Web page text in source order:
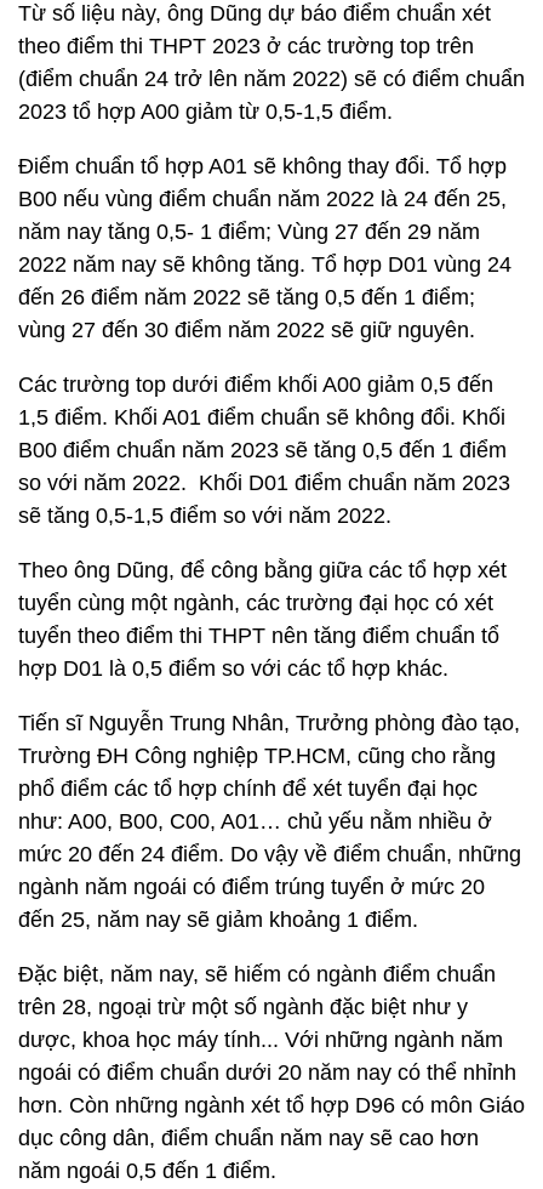
Từ số liệu này, ông Dũng dự báo điểm chuẩn xét
theo điểm thi THPT 2023 ở các trường top trên
(điểm chuẩn 24 trở lên năm 2022) sẽ có điểm chuẩn
2023 tổ hợp A00 giảm từ 0,5-1,5 điểm.
Điểm chuẩn tổ hợp A01 sẽ không thay đổi. Tổ hợp
B00 nếu vùng điểm chuẩn năm 2022 là 24 đến 25,
năm nay tăng 0,5- 1 điểm; Vùng 27 đến 29 năm
2022 năm nay sẽ không tăng. Tổ hợp D01 vùng 24
đến 26 điểm năm 2022 sẽ tăng 0,5 đến 1 điểm;
vùng 27 đến 30 điểm năm 2022 sẽ giữ nguyên.
Các trường top dưới điểm khối A00 giảm 0,5 đến
1,5 điểm. Khối A01 điểm chuẩn sẽ không đổi. Khối
B00 điểm chuẩn năm 2023 sẽ tăng 0,5 đến 1 điểm
so với năm 2022. Khối D01 điểm chuẩn năm 2023
sẽ tăng 0,5-1,5 điểm so với năm 2022.
Theo ông Dũng, để công bằng giữa các tổ hợp xét
tuyển cùng một ngành, các trường đại học có xét
tuyển theo điểm thi THPT nên tăng điểm chuẩn tổ
hợp D01 là 0,5 điểm so với các tổ hợp khác.
Tiến sĩ Nguyễn Trung Nhân, Trưởng phòng đào tạo,
Trường ĐH Công nghiệp TP.HCM, cũng cho rằng
phổ điểm các tổ hợp chính để xét tuyển đại học
như: A00, B00, C00, A01… chủ yếu nằm nhiều ở
mức 20 đến 24 điểm. Do vậy về điểm chuẩn, những
ngành năm ngoái có điểm trúng tuyển ở mức 20
đến 25, năm nay sẽ giảm khoảng 1 điểm.
Đặc biệt, năm nay, sẽ hiếm có ngành điểm chuẩn
trên 28, ngoại trừ một số ngành đặc biệt như y
dược, khoa học máy tính... Với những ngành năm
ngoái có điểm chuẩn dưới 20 năm nay có thể nhỉnh
hơn. Còn những ngành xét tổ hợp D96 có môn Giáo
dục công dân, điểm chuẩn năm nay sẽ cao hơn
năm ngoái 0,5 đến 1 điểm.